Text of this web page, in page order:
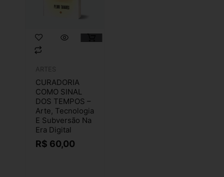
ARTES
CURADORIA
COMO SINAL
DOS TEMPOS –
Arte, Tecnologia
E Subversão Na
Era Digital
R$ 60,00